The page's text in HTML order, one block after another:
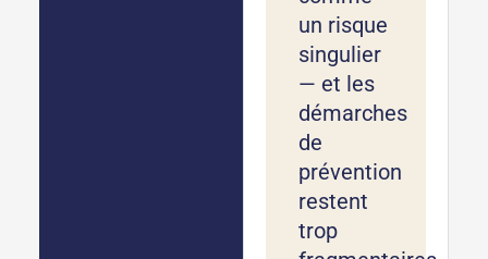
un risque
singulier
— et les
démarches
de
prévention
restent
trop